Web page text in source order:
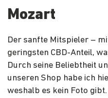
Mozart
Der sanfte Mitspieler –
geringsten CBD-Anteil,
Durch seine Beliebtheit
unseren Shop habe ich
weshalb es kein Foto